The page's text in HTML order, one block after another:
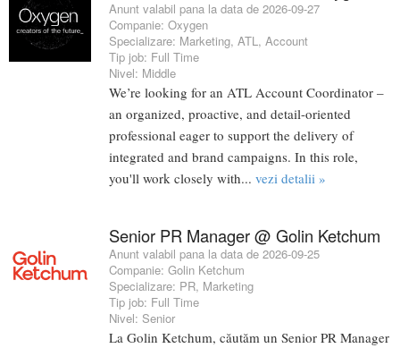
Anunt valabil pana la data de 2026-09-27
Companie: Oxygen
Specializare: Marketing, ATL, Account
Tip job: Full Time
Nivel: Middle
We’re looking for an ATL Account Coordinator –
an organized, proactive, and detail-oriented
professional eager to support the delivery of
integrated and brand campaigns. In this role,
you'll work closely with... vezi detalii »
Senior PR Manager @ Golin Ketchum
Anunt valabil pana la data de 2026-09-25
Companie: Golin Ketchum
Specializare: PR, Marketing
Tip job: Full Time
Nivel: Senior
La Golin Ketchum, căutăm un Senior PR Manager